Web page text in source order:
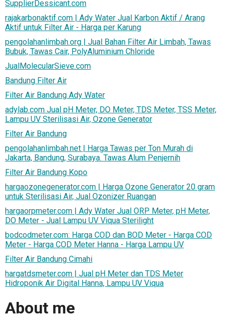
SupplierDessicant.com
rajakarbonaktif.com | Ady Water Jual Karbon Aktif / Arang
Aktif untuk Filter Air - Harga per Karung
pengolahanlimbah.org | Jual Bahan Filter Air Limbah, Tawas
Bubuk, Tawas Cair, PolyAluminium Chloride
JualMolecularSieve.com
Bandung Filter Air
Filter Air Bandung Ady Water
adylab.com Jual pH Meter, DO Meter, TDS Meter, TSS Meter,
Lampu UV Sterilisasi Air, Ozone Generator
Filter Air Bandung
pengolahanlimbah.net | Harga Tawas per Ton Murah di
Jakarta, Bandung, Surabaya. Tawas Alum Penjernih
Filter Air Bandung Kopo
hargaozonegenerator.com | Harga Ozone Generator 20 gram
untuk Sterilisasi Air, Jual Ozonizer Ruangan
hargaorpmeter.com | Ady Water Jual ORP Meter, pH Meter,
DO Meter - Jual Lampu UV Viqua Sterilight
bodcodmeter.com: Harga COD dan BOD Meter - Harga COD
Meter - Harga COD Meter Hanna - Harga Lampu UV
Filter Air Bandung Cimahi
hargatdsmeter.com | Jual pH Meter dan TDS Meter
Hidroponik Air Digital Hanna, Lampu UV Viqua
About me